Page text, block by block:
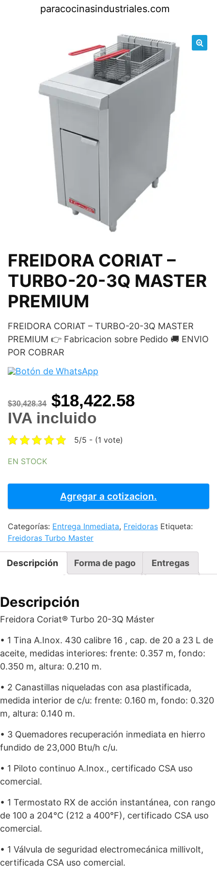
paracocinasindustriales.com
FREIDORA CORIAT –
TURBO-20-3Q MASTER
PREMIUM
FREIDORA CORIAT – TURBO-20-3Q MASTER
PREMIUM 👉 Fabricacion sobre Pedido 🚚 ENVIO
POR COBRAR
$30,428.34 Original
price
was:
$18,422.58Current
IVA incluido
5/5 - (1 vote)
EN STOCK
20-
3Q
MASTER
PREMIUM
Agregar a cotizacion.
Categorías: Entrega Inmediata, Freidoras Etiqueta:
Freidoras Turbo Master
Descripción Forma de pago Entregas
Descripción
Freidora Coriat® Turbo 20-3Q Máster
• 1 Tina A.Inox. 430 calibre 16 , cap. de 20 a 23 L de
aceite, medidas interiores: frente: 0.357 m, fondo:
0.350 m, altura: 0.210 m.
• 2 Canastillas niqueladas con asa plastificada,
medida interior de c/u: frente: 0.160 m, fondo: 0.320
m, altura: 0.140 m.
• 3 Quemadores recuperación inmediata en hierro
fundido de 23,000 Btu/h c/u.
• 1 Piloto continuo A.Inox., certificado CSA uso
comercial.
• 1 Termostato RX de acción instantánea, con rango
de 100 a 204°C (212 a 400°F), certificado CSA uso
comercial.
• 1 Válvula de seguridad electromecánica millivolt,
certificada CSA uso comercial.